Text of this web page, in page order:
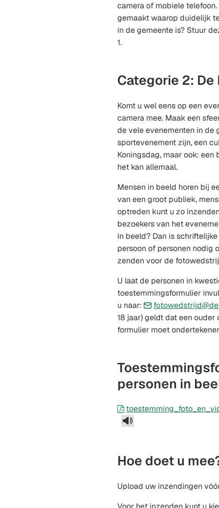
camera of mobiele
gemaakt waarop duidelijk
in de gemeente is? Stuur
1.
Categorie 2:
Komt u wel eens op een
camera mee. Maak een
de vele evenementen in de
sportevenement zijn, een
Koningsdag, maar ook: een
het kan allemaal.
Mensen in beeld horen bij
van een groot publiek,
optreden kunt u zo
bezoekers van het
in beeld? Dan is
persoon of personen nodig
zenden voor de
U laat de personen in
toestemmingsformulier
u naar:
18 jaar) geldt dat een
formulier moet
personen in
Hoe doet u
Upload uw inzendingen